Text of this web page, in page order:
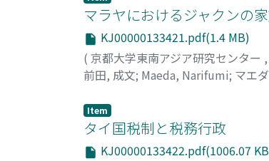
マラヤにおけるジャクンの
KJ00000133421.pdf(1.4 MB)
( 京都大学東南アジア研究センター ,
前田, 成文; Maeda, Narifumi; マエ
Item
タイ国税制と税務行政
KJ00000133422.pdf(1006.07